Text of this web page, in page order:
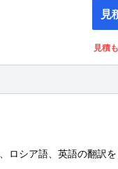
見
見積
ロシア語、英語の翻訳を